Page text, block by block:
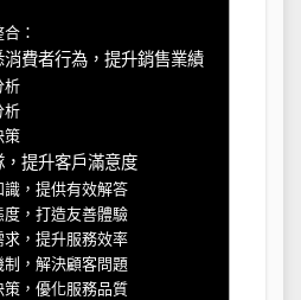
：
費者行為，提升銷售業績
析
析
策
提升客戶滿意度
識，提供有效解答
，打造友善體驗
，提升服務效率
，解決顧客問題
，優化服務品質